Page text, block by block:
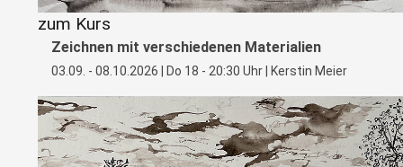
zum Kurs
Zeichnen mit verschiedenen Materialien
03.09. - 08.10.2026 | Do 18 - 20:30 Uhr | Kerstin Meier